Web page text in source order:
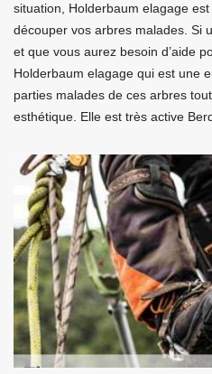
situation, Holderbaum elagage
découper vos arbres malades. Si
et que vous aurez besoin d’aide
Holderbaum elagage qui est une
parties malades de ces arbres
esthétique. Elle est très active